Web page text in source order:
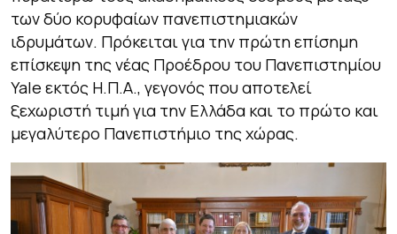
των δύο κορυφαίων πανεπιστημιακών
ιδρυμάτων. Πρόκειται για την πρώτη επίσημη
επίσκεψη της νέας Προέδρου του Πανεπιστημίου
Yale εκτός Η.Π.Α., γεγονός που αποτελεί
ξεχωριστή τιμή για την Ελλάδα και το πρώτο και
μεγαλύτερο Πανεπιστήμιο της χώρας.